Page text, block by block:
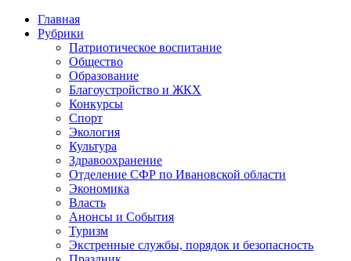
Главная
Рубрики
Патриотическое воспитание
Общество
Образование
Благоустройство и ЖКХ
Конкурсы
Спорт
Экология
Культура
Здравоохранение
Отделение СФР по Ивановской области
Экономика
Власть
Анонсы и События
Туризм
Экстренные службы, порядок и безопасность